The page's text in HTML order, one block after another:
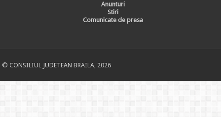
Anunturi
Stiri
Comunicate de presa
© CONSILIUL JUDETEAN BRAILA, 2026